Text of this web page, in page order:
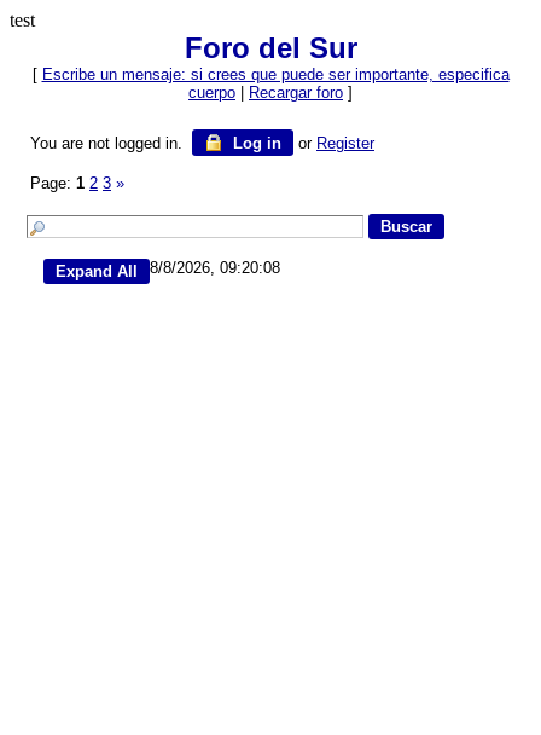
test
Foro del Sur
[ Escribe un mensaje: si crees que puede ser importante, especifica
cuerpo
Recargar foro ]
You are not logged in. Log in or Register
Page: 1 2 3 »
8/8/2026, 09:20:08